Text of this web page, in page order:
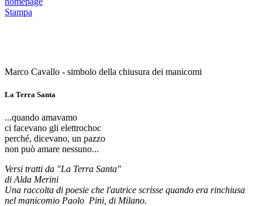
Stampa
Marco Cavallo - simbolo della chiusura dei manicomi
La Terra Santa
...quando amavamo
ci facevano gli elettrochoc
perché, dicevano, un pazzo
non può amare nessuno...
Versi tratti da "La Terra Santa"
di Alda Merini
Una raccolta di poesie che l'autrice scrisse quando era rinchiusa
nel manicomio Paolo Pini, di Milano.